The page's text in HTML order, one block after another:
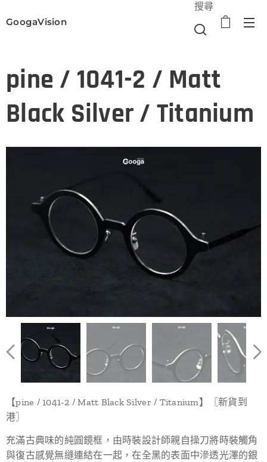
GoogaVision
搜尋
pine / 1041-2 / Matt
Black Silver / Titanium
【pine / 1041-2 / Matt Black Silver / Titanium】〖新貨到
港〗
充滿古典味的純圓鏡框，由時裝設計師親自操刀將時裝觸角
與復古感覺無縫連結在一起，在全黑的表面中滲透光澤的銀